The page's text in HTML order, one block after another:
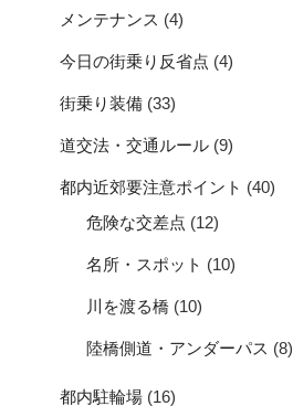
メンテナンス (4)
今日の街乗り反省点 (4)
街乗り装備 (33)
道交法・交通ルール (9)
都内近郊要注意ポイント (40)
危険な交差点 (12)
名所・スポット (10)
川を渡る橋 (10)
陸橋側道・アンダーパス (8)
都内駐輪場 (16)